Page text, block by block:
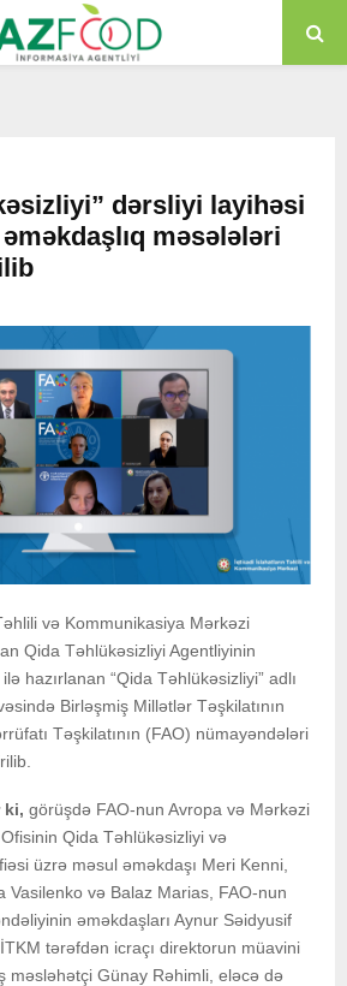
dərsliyi layihəsi
məsələləri
və Kommunikasiya Mərkəzi
Qida Təhlükəsizliyi Agentliyinin
hazırlanan “Qida Təhlükəsizliyi” adlı
Birləşmiş Millətlər Təşkilatının
Təşkilatının (FAO) nümayəndələri
ki, görüşdə FAO-nun Avropa və Mərkəzi
Qida Təhlükəsizliyi və
üzrə məsul əməkdaşı Meri Kenni,
Vasilenko və Balaz Marias, FAO-nun
əməkdaşları Aynur Səidyusif
tərəfdən icraçı direktorun müavini
məsləhətçi Günay Rəhimli, eləcə də